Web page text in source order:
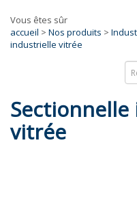
Vous êtes sûr
accueil > Nos produits >
industrielle vitrée
vitrée